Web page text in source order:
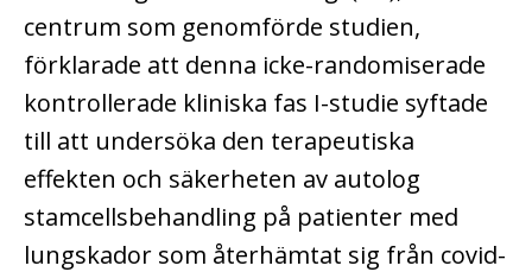
centrum som genomförde studien,
förklarade att denna icke-randomiserade
kontrollerade kliniska fas I-studie syftade
till att undersöka den terapeutiska
effekten och säkerheten av autolog
stamcellsbehandling på patienter med
lungskador som återhämtat sig från covid-